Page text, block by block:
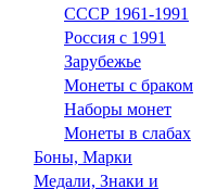
СССР 1961-1991
Россия с 1991
Зарубежье
Монеты с браком
Наборы монет
Монеты в слабах
Боны, Марки
Медали, Знаки и